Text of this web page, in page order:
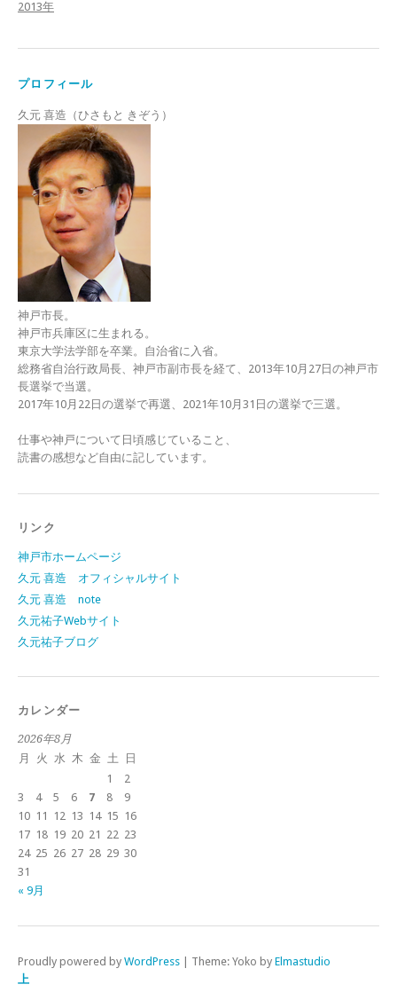
2013年
プロフィール
久元 喜造（ひさもと きぞう）
神戸市長。
神戸市兵庫区に生まれる。
東京大学法学部を卒業。自治省に入省。
総務省自治行政局長、神戸市副市長を経て、2013年10月27日の神戸市
長選挙で当選。
2017年10月22日の選挙で再選、2021年10月31日の選挙で三選。
仕事や神戸について日頃感じていること、
読書の感想など自由に記しています。
リンク
神戸市ホームページ
久元 喜造 オフィシャルサイト
久元 喜造 note
久元祐子Webサイト
久元祐子ブログ
カレンダー
2026年8月
月
火 水 木 金 土
日
1
2
3
4 5 6 7 8
9
10 11 12 13 14 15 16
17 18 19 20 21 22 23
24 25 26 27 28 29 30
31
« 9月
Proudly powered by WordPress | Theme: Yoko by Elmastudio
上